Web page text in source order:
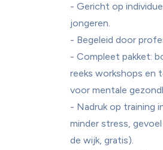
- Gericht op
jongeren.
- Begeleid door
- Compleet pakket:
reeks workshops en
voor mentale
- Nadruk op training
minder stress,
de wijk, gratis).